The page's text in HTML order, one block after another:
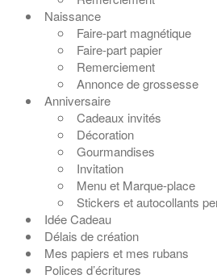
Naissance
Faire-part magnétique
Faire-part papier
Remerciement
Annonce de grossesse
Anniversaire
Cadeaux invités
Décoration
Gourmandises
Invitation
Menu et Marque-place
Stickers et autocollants
Idée Cadeau
Délais de création
Mes papiers et mes rubans
Polices d’écritures